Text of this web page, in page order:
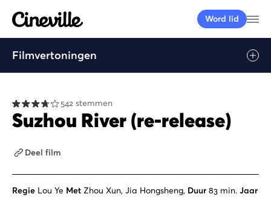
Cineville Logo
Word lid
Filmvertoningen
542 stemmen
Suzhou River (re-release)
Deel film
Regie Lou Ye Met Zhou Xun, Jia Hongsheng, Duur 83 min. Jaar